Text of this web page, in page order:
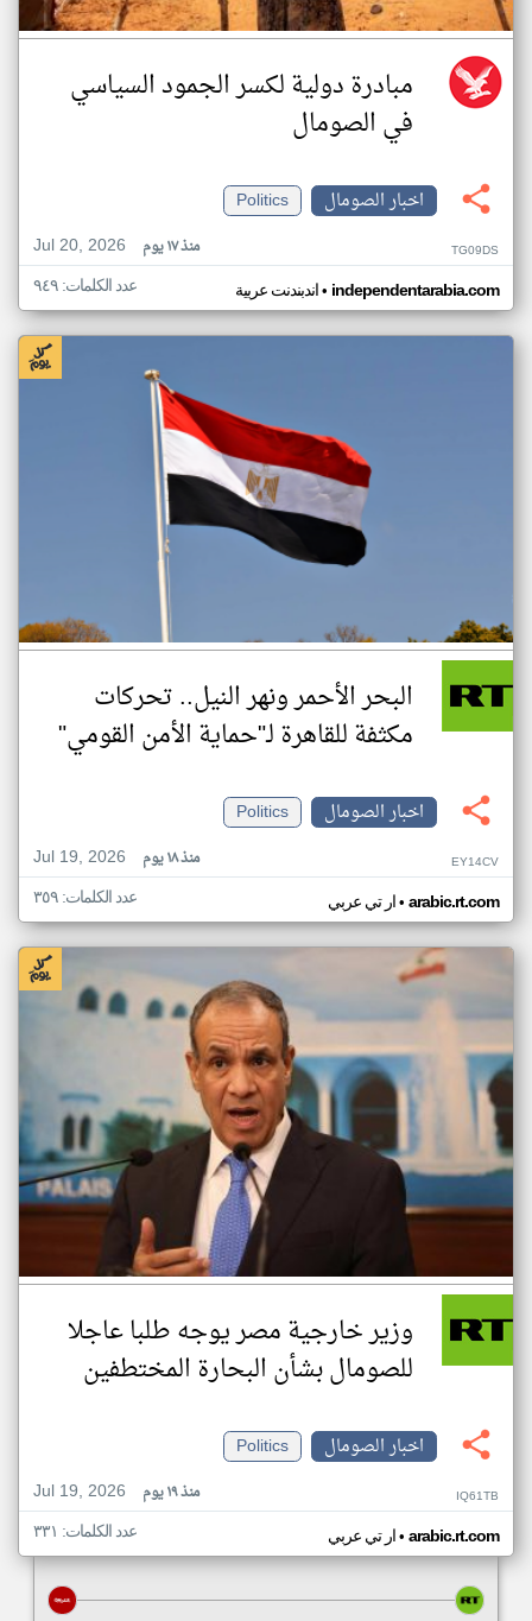
مبادرة دولية لكسر الجمود السياسي
في الصومال
اخبار الصومال
Politics
Jul 20, 2026
منذ ١٧ يوم TG09DS
اندبندنت عربية• independentarabia.com عدد الكلمات: ٩٤٩
البحر الأحمر ونهر النيل.. تحركات
مكثفة للقاهرة لـ"حماية الأمن القومي"
اخبار الصومال
Politics
Jul 19, 2026
منذ ١٨ يوم EY14CV
ار تي عربي• arabic.rt.com عدد الكلمات: ٣٥٩
وزير خارجية مصر يوجه طلبا عاجلا
للصومال بشأن البحارة المختطفين
اخبار الصومال
Politics
Jul 19, 2026
منذ ١٩ يوم IQ61TB
ار تي عربي• arabic.rt.com عدد الكلمات: ٣٣١